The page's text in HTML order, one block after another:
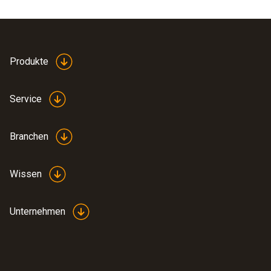
Produkte
Service
Branchen
Wissen
Unternehmen